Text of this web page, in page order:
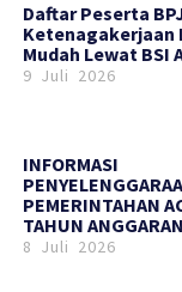
Daftar Peserta
Ketenagakerjaan
Mudah Lewat BSI
9 Juli 2026
INFORMASI
PEMERINTAHAN
TAHUN
8 Juli 2026